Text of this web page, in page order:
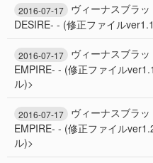
2016-07-17
ヴィーナスブラ
DESIRE- - (修正ファイル
2016-07-17
ヴィーナスブラ
EMPIRE- - (修正ファイル
ル)>
2016-07-17
ヴィーナスブラ
EMPIRE- - (修正ファイル
ル)>